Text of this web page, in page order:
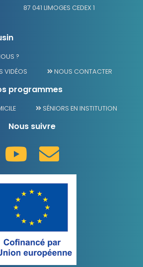
87 041 LIMOGES CEDEX 1
?
VIDÉOS
NOUS CONTACTER
programmes
SÉNIORS EN INSTITUTION
Nous suivre